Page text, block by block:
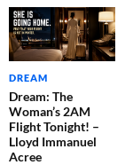
DREAM
Dream: The
Woman’s 2AM
Flight Tonight! –
Lloyd Immanuel
Acree